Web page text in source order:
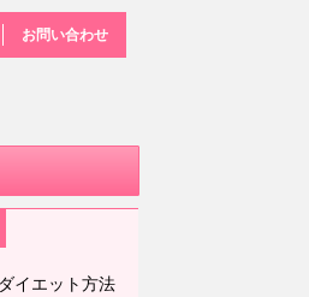
お問い合わせ
イエット方法